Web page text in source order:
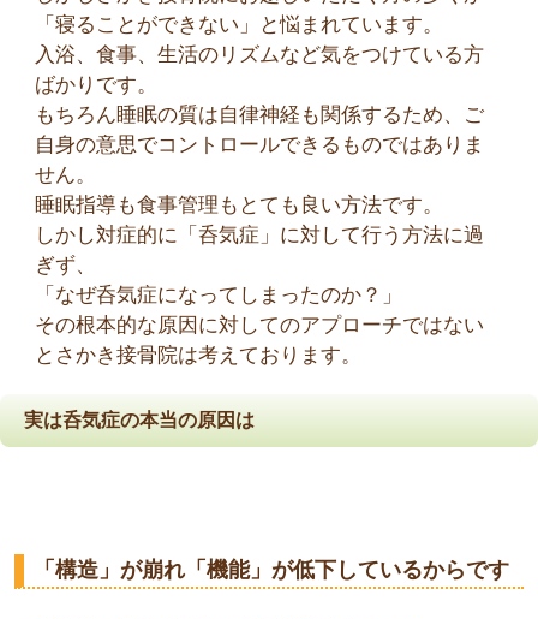
「寝ることができない」と悩まれています。
入浴、食事、生活のリズムなど気をつけている方
ばかりです。
もちろん睡眠の質は自律神経も関係するため、ご
自身の意思でコントロールできるものではありま
せん。
睡眠指導も食事管理もとても良い方法です。
しかし対症的に「呑気症」に対して行う方法に過
ぎず、
「なぜ呑気症になってしまったのか？」
その根本的な原因に対してのアプローチではない
とさかき接骨院は考えております。
実は呑気症の本当の原因は
「構造」が崩れ「機能」が低下しているからです